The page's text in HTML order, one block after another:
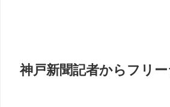
神戸新聞記者からフリ